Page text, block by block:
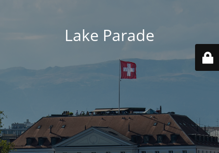
Lake Parade